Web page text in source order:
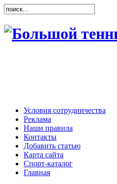
Условия сотрудничества
Реклама
Наши правила
Контакты
Добавить статью
Карта сайта
Спорт-каталог
Главная